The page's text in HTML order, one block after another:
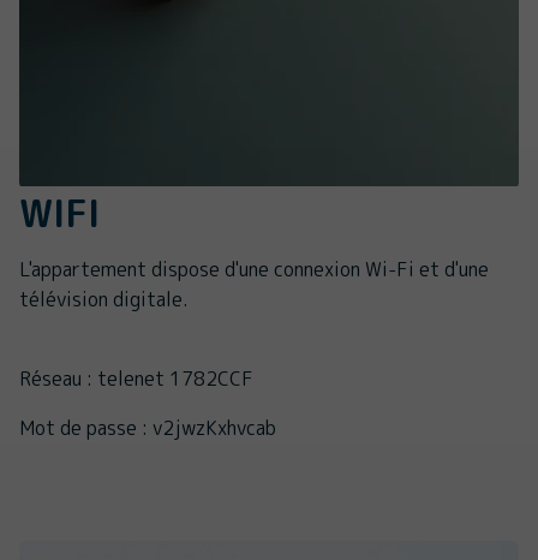
WIFI
L'appartement dispose d'une connexion Wi-Fi et d'une
télévision digitale.
Réseau : telenet 1782CCF
Mot de passe : v2jwzKxhvcab